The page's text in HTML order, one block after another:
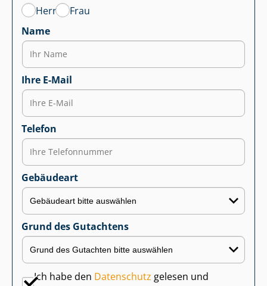
Herr
Frau
Name
Ihre E-Mail
Telefon
Gebäudeart
Grund des Gutachtens
Ich habe den Datenschutz gelesen und